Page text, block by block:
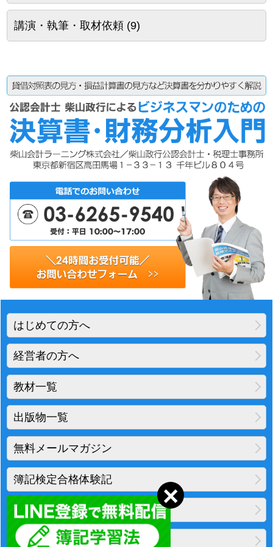
講演・執筆・取材依頼(9)
はじめての方へ
経営者の方へ
教材一覧
出版物一覧
無料メールマガジン
簿記検定合格体験記
地図・アクセス
プライバシーポリシー